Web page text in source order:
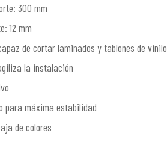
300 mm
12 mm
de cortar laminados y tablones de vinilo
la instalación
para máxima estabilidad
de colores